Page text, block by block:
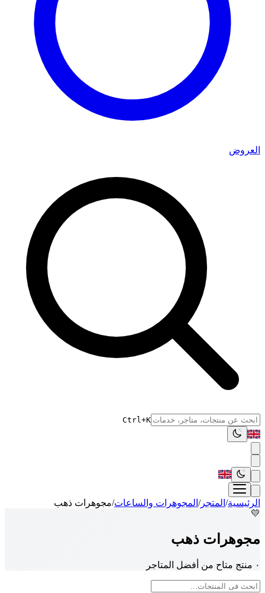
العروض
Ctrl+K
الرئيسية/ المتجر/ المجوهرات والساعات/مجوهرات ذهب
💛
مجوهرات ذهب
٠ منتج متاح من أفضل المتاجر